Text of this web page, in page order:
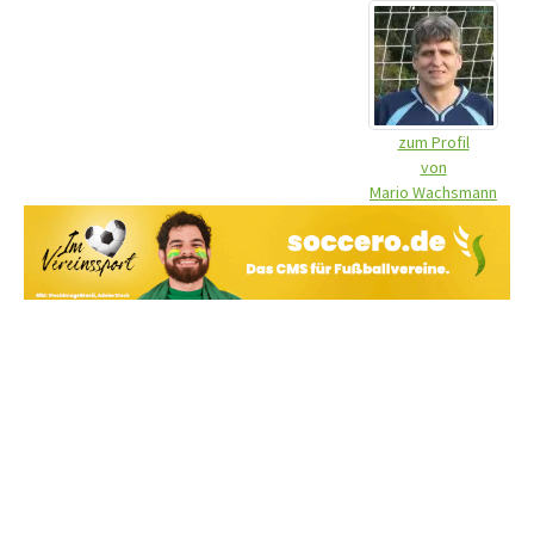
zum Profil
von
Mario Wachsmann